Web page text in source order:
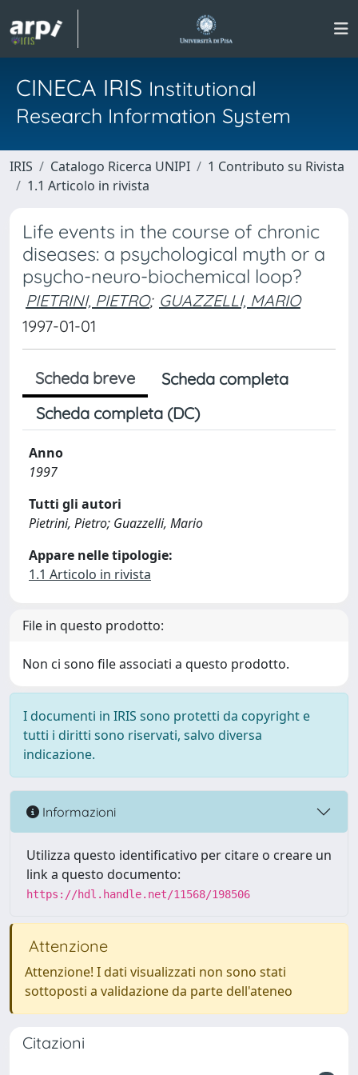
CINECA IRIS Institutional
Research Information System
IRIS Catalogo Ricerca UNIPI
1 Contributo su Rivista
1.1 Articolo in rivista
Life events in the course of chronic
diseases: a psychological myth or a
psycho-neuro-biochemical loop?
PIETRINI, PIETRO; GUAZZELLI, MARIO
1997-01-01
Scheda breve
Scheda completa
Scheda completa (DC)
Anno
1997
Tutti gli autori
Pietrini, Pietro; Guazzelli, Mario
Appare nelle tipologie:
1.1 Articolo in rivista
File in questo prodotto:
Non ci sono file associati a questo prodotto.
I documenti in IRIS sono protetti da copyright e
tutti i diritti sono riservati, salvo diversa
indicazione.
Informazioni
Utilizza questo identificativo per citare o creare un
link a questo documento:
https://hdl.handle.net/11568/198506
Attenzione
Attenzione! I dati visualizzati non sono stati
sottoposti a validazione da parte dell'ateneo
Citazioni